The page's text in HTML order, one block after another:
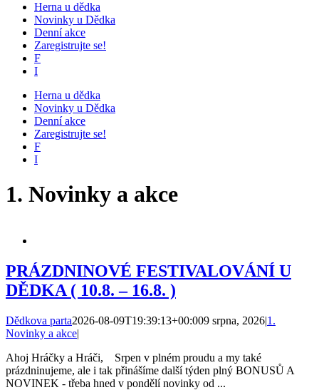
Herna u dědka
Novinky u Dědka
Denní akce
Zaregistrujte se!
F
I
Herna u dědka
Novinky u Dědka
Denní akce
Zaregistrujte se!
F
I
1. Novinky a akce
PRÁZDNINOVÉ FESTIVALOVÁNÍ U
DĚDKA ( 10.8. – 16.8. )
Dědkova parta2026-08-09T19:39:13+00:009 srpna, 2026|1.
Novinky a akce|
Ahoj Hráčky a Hráči, Srpen v plném proudu a my také
prázdninujeme, ale i tak přinášíme další týden plný BONUSŮ A
NOVINEK - třeba hned v pondělí novinky od ...